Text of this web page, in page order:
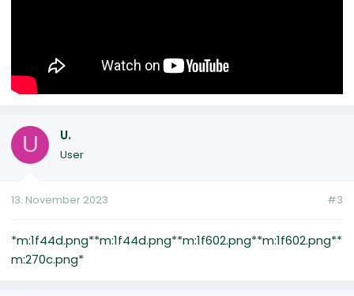
U U.
User
13. November 2023 #3
*m:1f44d.png**m:1f44d.png**m:1f602.png**m:1f602.png**
m:270c.png*